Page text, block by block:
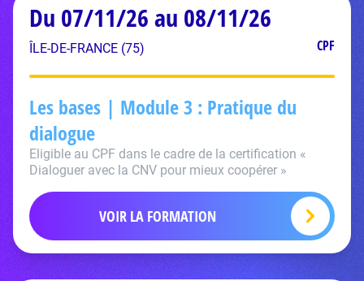
Du 07/11/26 au 08/11/26
ÎLE-DE-FRANCE (75) CPF
Les bases | Module 3 : Pratique du
dialogue
Eligible au CPF dans le cadre de la certification «
Dialoguer avec la CNV pour mieux coopérer »
VOIR LA FORMATION